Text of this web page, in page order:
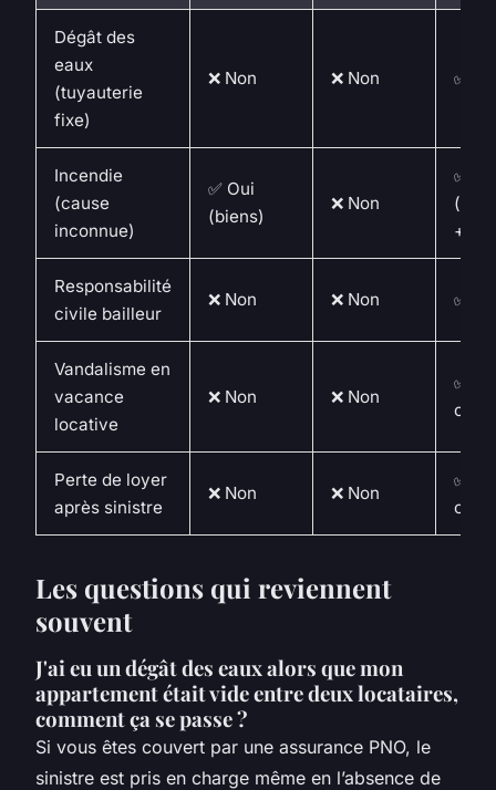
Dégât des
eaux
(tuyauterie
fixe)
❌ Non ❌ Non ✅
Incendie
(cause
inconnue)
✅ Oui
(biens)
❌ Non
✅
+
Responsabilité
civile bailleur
❌ Non ❌ Non ✅
Vandalisme en
vacance
locative
❌ Non ❌ Non
✅
Perte de loyer
après sinistre
❌ Non ❌ Non
✅
Les questions qui reviennent
souvent
J'ai eu un dégât des eaux alors que mon
appartement était vide entre deux locataires,
comment ça se passe ?
Si vous êtes couvert par une assurance PNO, le
sinistre est pris en charge même en l’absence de